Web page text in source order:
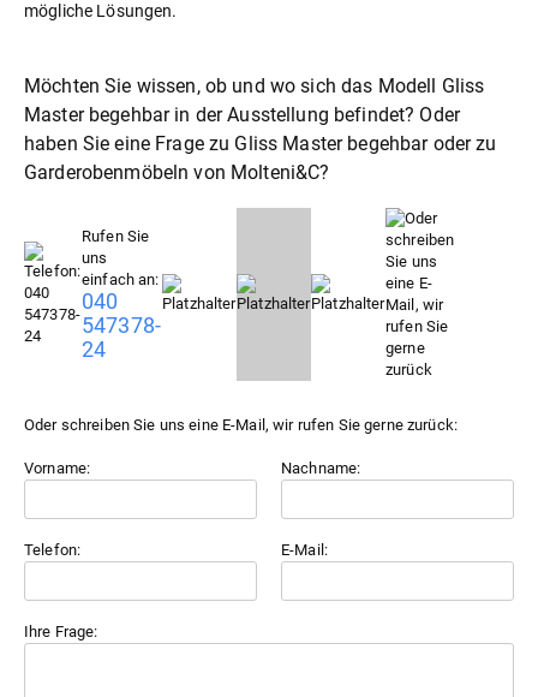
mögliche Lösungen.
Möchten Sie wissen, ob und wo sich das Modell Gliss
Master begehbar in der Ausstellung befindet? Oder
haben Sie eine Frage zu Gliss Master begehbar oder zu
Garderobenmöbel
von Molteni&C?
Rufen Sie
uns
einfach an:
040
547378-
24
Oder schreiben Sie uns eine E-Mail, wir rufen Sie gerne zurück:
Vorname: Nachname:
Telefon: E-Mail:
Ihre Frage: